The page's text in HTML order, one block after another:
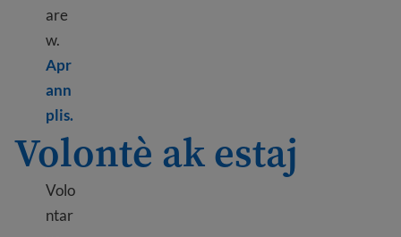
are
w.
Apr
ann
plis.Learn more about Prepare for a job interview
Volontè ak estaj
Volo
ntar